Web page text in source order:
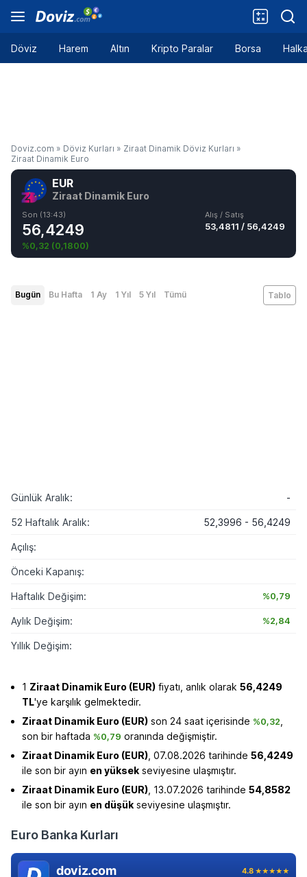
Döviz Harem Altın Kripto Paralar Borsa
Doviz.com » Döviz Kurları » Ziraat Dinamik Döviz Kurları »
Ziraat Dinamik Euro
EUR
Ziraat Dinamik Euro
Son (13:43)
56,4249
%0,32 (0,1800)
Alış / Satış
53,4811 / 56,4249
Bugün Bu Hafta 1 Ay 1 Yıl 5 Yıl Tümü Tablo
Günlük Aralık: -
52 Haftalık Aralık: 52,3996 - 56,4249
Açılış:
Önceki Kapanış:
Haftalık Değişim: %0,79
Aylık Değişim: %2,84
Yıllık Değişim:
1 Ziraat Dinamik Euro (EUR) fiyatı, anlık olarak 56,4249
TL'ye karşılık gelmektedir.
Ziraat Dinamik Euro (EUR) son 24 saat içerisinde %0,32
son bir haftada %0,79 oranında değişmiştir.
Ziraat Dinamik Euro (EUR) , 07.08.2026 tarihinde 56,4249
ile son bir ayın en yüksek seviyesine ulaşmıştır.
Ziraat Dinamik Euro (EUR) , 13.07.2026 tarihinde 54,8582
ile son bir ayın en düşük seviyesine ulaşmıştır.
Euro Banka Kurları